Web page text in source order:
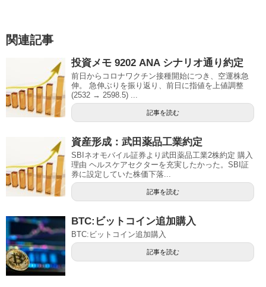
関連記事
投資メモ 9202 ANA シナリオ通り約定
前日からコロナワクチン接種開始につき、空運株急
伸。 急伸ぶりを振り返り、前日に指値を上値調整
(2532 → 2598.5) ...
記事を読む
資産形成：武田薬品工業約定
SBIネオモバイル証券より武田薬品工業2株約定 購入
理由 ヘルスケアセクターを充実したかった。SBI証
券に設定していた株価下落...
記事を読む
BTC:ビットコイン追加購入
BTC:ビットコイン追加購入
記事を読む